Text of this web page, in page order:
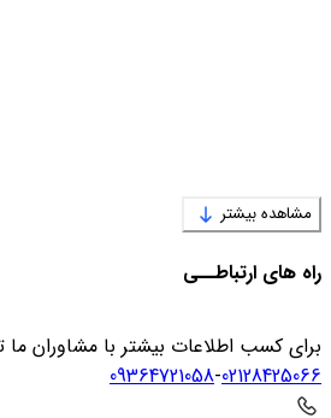
مشاهده بیشتر
راه های ارتباطــی
برای کسب اطلاعات بیشتر با مشاوران ما
09364721058-02128425066